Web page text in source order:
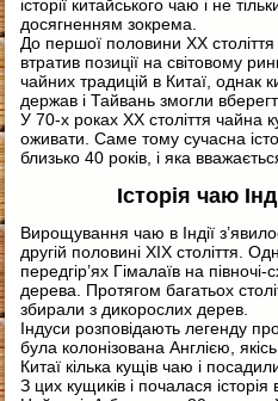
історії китайського чаю і не
досягненням зокрема.
До першої половини ХХ століття
втратив позиції на світовому
чайних традицій в Китаї, однак
держав і Тайвань змогли
У 70-х роках ХХ століття чайна
оживати. Саме тому сучасна
близько 40 років, і яка
Історія чаю
Вирощування чаю в Індії
другій половині ХІХ століття.
передгір’ях Гімалаїв на
дерева. Протягом багатьох
збирали з дикорослих дерев.
Індуси розповідають легенду
була колонізована Англією,
Китаї кілька кущів чаю і
З цих кущиків і почалася